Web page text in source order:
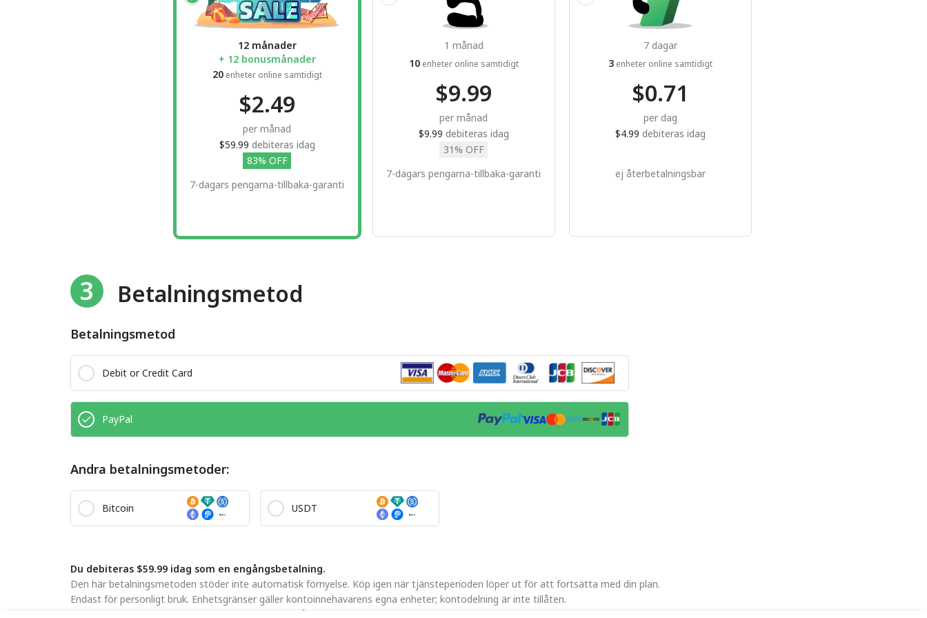
12 månader
+ 12 bonusmånader
20enheter online samtidigt
$2.49
per månad
$59.99 debiteras idag
83% OFF
7-dagars pengarna-tillbaka-garanti
1 månad
10enheter online samtidigt
$9.99
per månad
$9.99 debiteras idag
31% OFF
7-dagars pengarna-tillbaka-garanti
7 dagar
3enheter online samtidigt
$0.71
per dag
$4.99 debiteras idag
ej återbetalningsbar
3 Betalningsmetod
Betalningsmetod
Debit or Credit Card
PayPal
Andra betalningsmetoder:
Bitcoin USDT
Du debiteras $59.99 idag som en engångsbetalning.
Den här betalningsmetoden stöder inte automatisk förnyelse. Köp igen när tjänsteperioden löper ut för att fortsätta med din plan.
Endast för personligt bruk. Enhetsgränser gäller kontoinnehavarens egna enheter; kontodelning är inte tillåten.
Genom att skicka in detta formulär godkänner du vår